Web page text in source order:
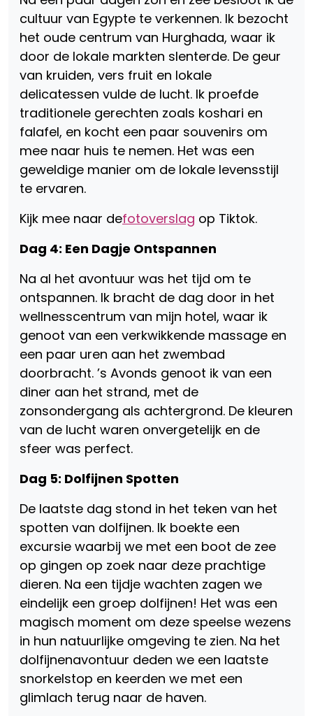
cultuur van Egypte te verkennen. Ik bezocht
het oude centrum van Hurghada, waar ik
door de lokale markten slenterde. De geur
van kruiden, vers fruit en lokale
delicatessen vulde de lucht. Ik proefde
traditionele gerechten zoals koshari en
falafel, en kocht een paar souvenirs om
mee naar huis te nemen. Het was een
geweldige manier om de lokale levensstijl
te ervaren.
Kijk mee naar defotoverslag op Tiktok.
Dag 4: Een Dagje Ontspannen
Na al het avontuur was het tijd om te
ontspannen. Ik bracht de dag door in het
wellnesscentrum van mijn hotel, waar ik
genoot van een verkwikkende massage en
een paar uren aan het zwembad
doorbracht. ’s Avonds genoot ik van een
diner aan het strand, met de
zonsondergang als achtergrond. De kleuren
van de lucht waren onvergetelijk en de
sfeer was perfect.
Dag 5: Dolfijnen Spotten
De laatste dag stond in het teken van het
spotten van dolfijnen. Ik boekte een
excursie waarbij we met een boot de zee
op gingen op zoek naar deze prachtige
dieren. Na een tijdje wachten zagen we
eindelijk een groep dolfijnen! Het was een
magisch moment om deze speelse wezens
in hun natuurlijke omgeving te zien. Na het
dolfijnenavontuur deden we een laatste
snorkelstop en keerden we met een
glimlach terug naar de haven.